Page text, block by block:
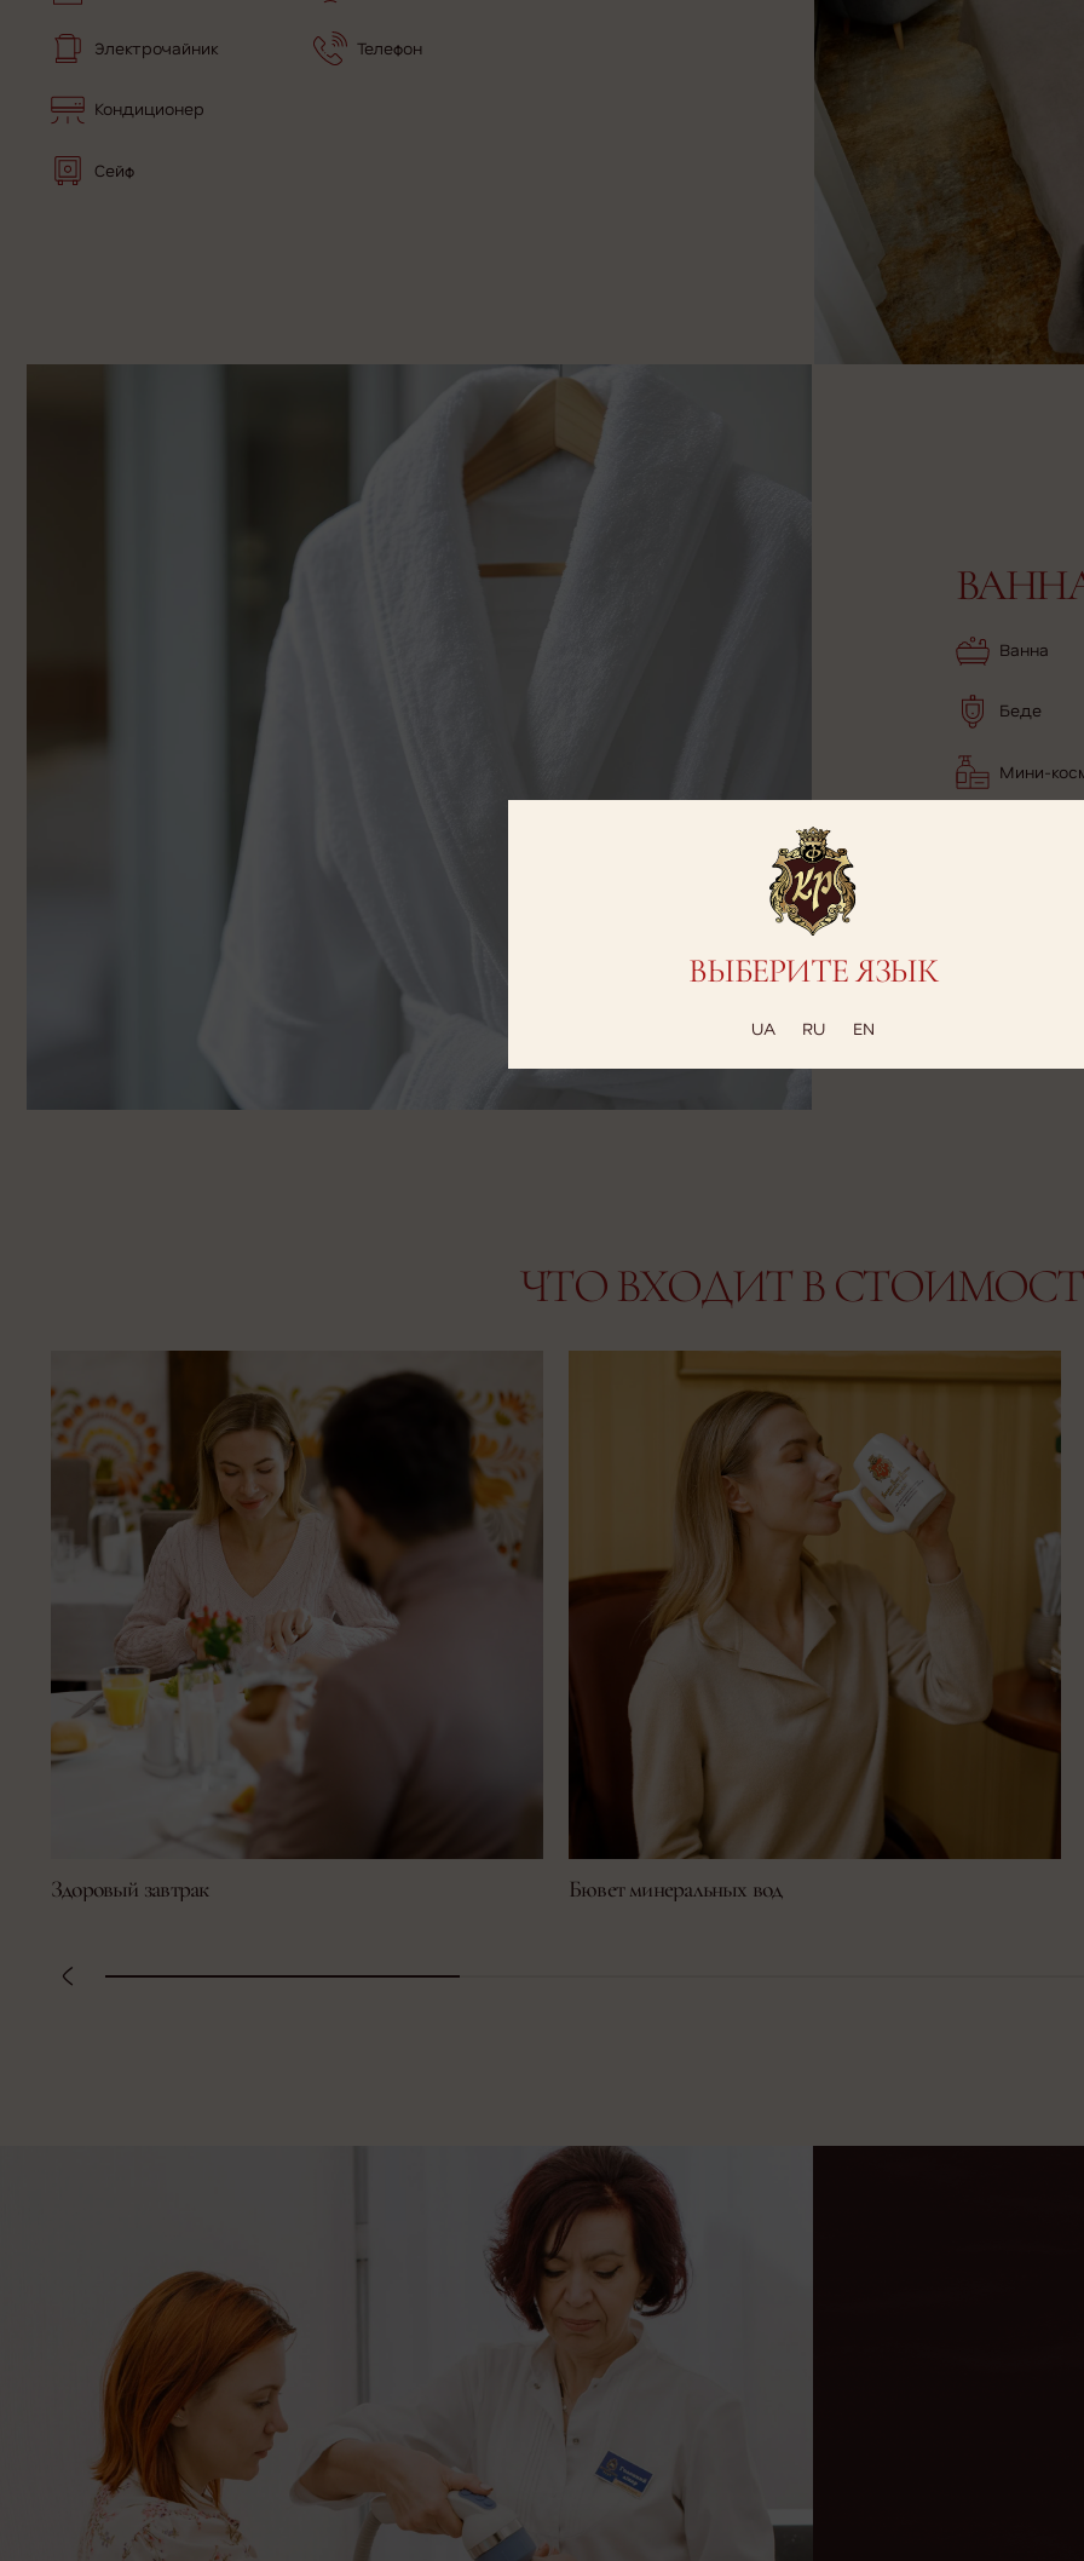
Электрочайник
Кондиционер
Сейф
Телефон
Ванна
Беде
Мини-
ЧТО ВХОДИТ В
Здоровый завтрак Бювет минеральных вод
ВЫБЕРИТЕ ЯЗЫК
UA RU EN